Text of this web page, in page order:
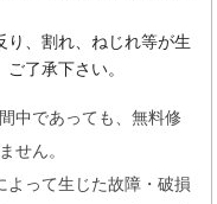
り、割れ、ねじれ等が生
了承下さい。
中であっても、無料修
せん。
よって生じた故障・破損